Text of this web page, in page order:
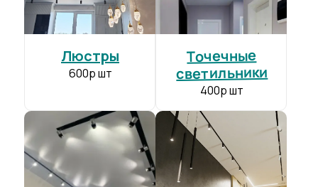
Люстры
600р шт
Точечные
светильники
400р шт
Ширина полотна:
до 5 м
Гарантия:
от 215 р/м²
Прочнее чем полотно конкурентов
+
Производитель:
Германия